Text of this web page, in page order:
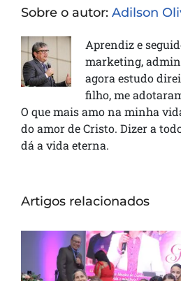
Sobre o autor: Adilson
Aprendiz e
marketing,
agora estudo
filho, me
O que mais amo na minha
do amor de Cristo. Dizer a
dá a vida eterna.
Artigos relacionados